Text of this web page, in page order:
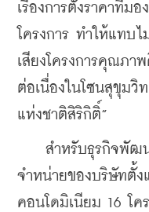
เรื่องการตั้งราคาที่ม
โครงการ ทำให้แทบ
เสียงโครงการคุณภา
ต่อเนื่องในโซนสุขุมวิ
แห่งชาติสิริกิติ์”
สำหรับธุรกิจพัฒนา
จำหน่ายของบริษัทตั้ง
คอนโดมิเนียม 16 โค